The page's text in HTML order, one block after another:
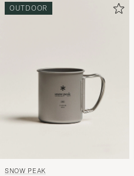
OUTDOOR
SNOW PEAK